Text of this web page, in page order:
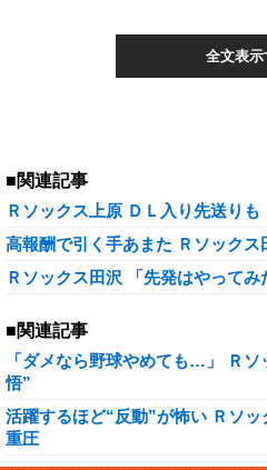
全文表示
■関連記事
Ｒソックス上原 ＤＬ入り先送り
高報酬で引く手あまた Ｒソック
Ｒソックス田沢 「先発はやってみ
■関連記事
「ダメなら野球やめても…」 Ｒ
悟”
活躍するほど“反動”が怖い Ｒソ
重圧